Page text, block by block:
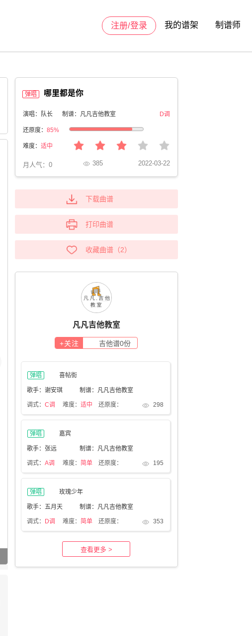
注册/登录 我的谱架 制谱师
弹唱 哪里都是你
演唱：队长 制谱：凡凡吉他教室 D调
还原度： 85%
难度： 适中
月人气： 0 385 2022-03-22
下载曲谱
打印曲谱
收藏曲谱（2）
凡凡吉他教室
+关注 吉他谱0份
弹唱 喜帖街
歌手：谢安琪 制谱：凡凡吉他教室
调式： C调 难度： 适中 还原度： 298
弹唱 嘉宾
歌手：张远 制谱：凡凡吉他教室
调式： A调 难度： 简单 还原度： 195
弹唱 玫瑰少年
歌手：五月天 制谱：凡凡吉他教室
调式： D调 难度： 简单 还原度： 353
查看更多 >